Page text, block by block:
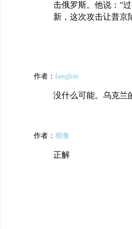
击俄罗斯。他说：“
新，这次攻击让普京
作者： fangbin
没什么可能。乌克兰
作者： 相食
正解